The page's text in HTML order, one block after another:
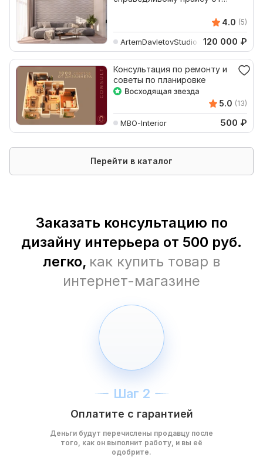
4.0 (5)
ArtemDavletovStudio 120 000 ₽
Консультация по ремонту и
советы по планировке
5.0 (13)
MBO-Interior 500 ₽
Перейти в каталог
Заказать консультацию по
дизайну интерьера от 500 руб.
легко, как купить товар в
интернет-магазине
Шаг 2
Оплатите с гарантией
Деньги будут перечислены продавцу после
того, как он выполнит работу, и вы её
одобрите.